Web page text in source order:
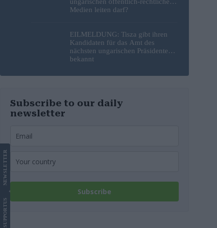
Medien leiten darf?
EILMELDUNG: Tisza gibt ihren
Kandidaten für das Amt des
nächsten ungarischen Präsidenten
bekannt
Subscribe to our daily
newsletter
Subscribe
SUPPORT
US
NEWS
LETTER